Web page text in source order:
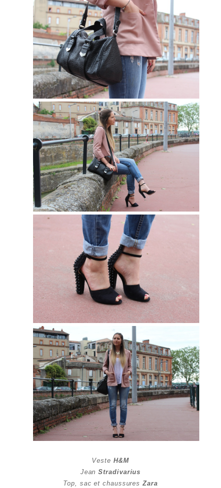
Veste H&M
JeanStradivarius
Top, sac et chaussures Zara